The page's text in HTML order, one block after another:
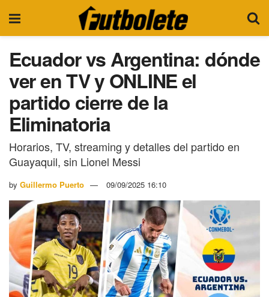
Ecuador vs Argentina: dónde
ver en TV y ONLINE el
partido cierre de la
Eliminatoria
Horarios, TV, streaming y detalles del partido en
Guayaquil, sin Lionel Messi
by Guillermo Puerto 09/09/2025 16:10